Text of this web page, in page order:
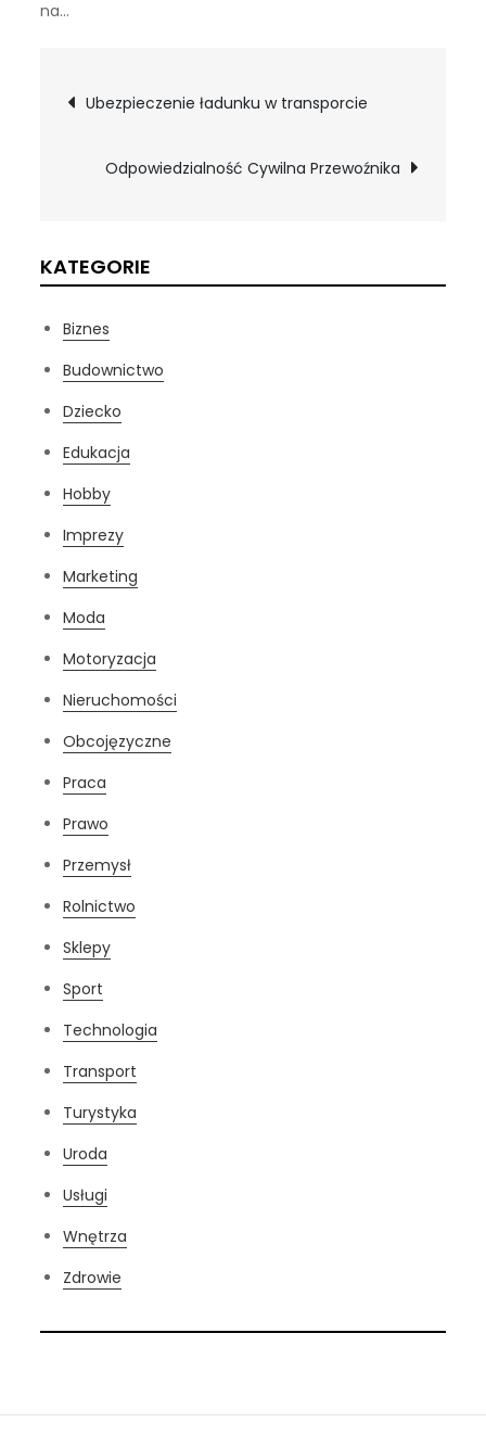
na…
Nawigacja
wpisu
Ubezpieczenie ładunku w transporcie
Odpowiedzialność Cywilna Przewoźnika
KATEGORIE
Biznes
Budownictwo
Dziecko
Edukacja
Hobby
Imprezy
Marketing
Moda
Motoryzacja
Nieruchomości
Obcojęzyczne
Praca
Prawo
Przemysł
Rolnictwo
Sklepy
Sport
Technologia
Transport
Turystyka
Uroda
Usługi
Wnętrza
Zdrowie